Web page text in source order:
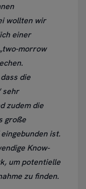
wollten wir
einer
morrow
die
sehr
zudem die
große
ist.
Know-
um potentielle
zu finden.